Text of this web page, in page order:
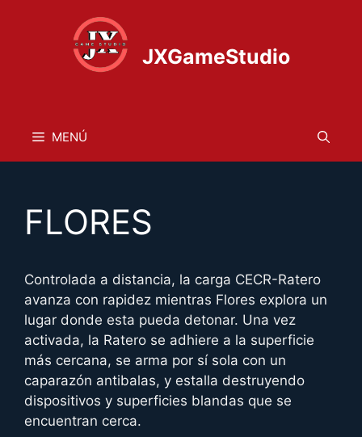
JXGameStudio
MENÚ
FLORES
Controlada a distancia, la carga CECR-Ratero
avanza con rapidez mientras Flores explora un
lugar donde esta pueda detonar. Una vez
activada, la Ratero se adhiere a la superficie
más cercana, se arma por sí sola con un
caparazón antibalas, y estalla destruyendo
dispositivos y superficies blandas que se
encuentran cerca.